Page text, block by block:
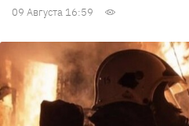
09 Августа 16:59